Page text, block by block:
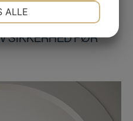
SIKKERHED FØR
ALLE